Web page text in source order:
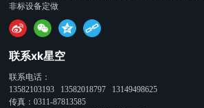
非标设备定做
联系xk星空
联系电话：
13582103193 13582018797 13149498625
传真：0311-87813585